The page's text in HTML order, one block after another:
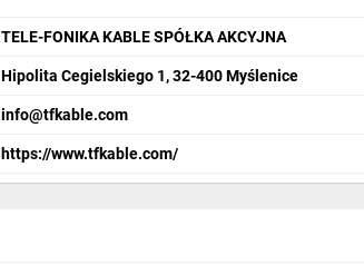
TELE-FONIKA KABLE SPÓŁKA AKCYJNA
Hipolita Cegielskiego 1, 32-400 Myślenice
info@tfkable.com
https://www.tfkable.com/